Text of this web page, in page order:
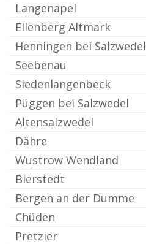
Langenapel
Ellenberg Altmark
Henningen bei Salzwedel
Seebenau
Siedenlangenbeck
Püggen bei Salzwedel
Altensalzwedel
Dähre
Wustrow Wendland
Bierstedt
Bergen an der Dumme
Chüden
Pretzier